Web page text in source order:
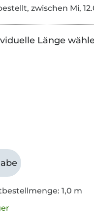
zwischen Mi,
Länge
1,0 m